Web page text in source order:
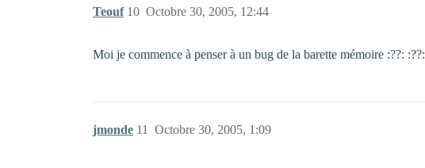
Teouf Octobre 30, 2005, 12:44
10
Moi je commence à penser à un bug de la barette mémoire :??: :??:
jmonde Octobre 30, 2005, 1:09
11